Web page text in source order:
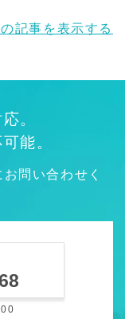
記事を表示する
。
能。
問い合わせく